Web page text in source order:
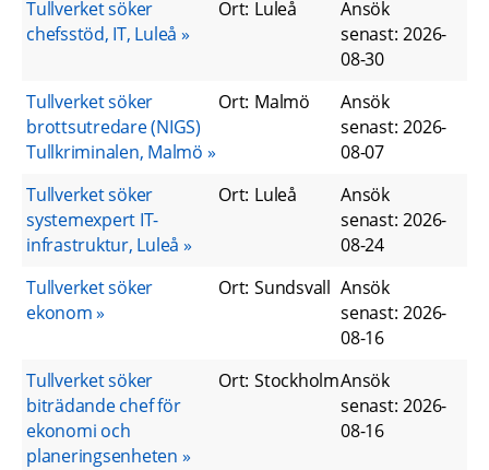
Tullverket söker
chefsstöd, IT, Luleå
Ort: Luleå
Ansök
senast: 2026-
08-30
Tullverket söker
brottsutredare (NIGS)
Tullkriminalen, Malmö
Ort: Malmö
Ansök
senast: 2026-
08-07
Tullverket söker
systemexpert IT-
infrastruktur, Luleå
Ort: Luleå
Ansök
senast: 2026-
08-24
Tullverket söker
ekonom
Ort: Sundsvall Ansök
senast: 2026-
08-16
Tullverket söker
biträdande chef för
ekonomi och
planeringsenheten
Ort: StockholmAnsök
senast: 2026-
08-16